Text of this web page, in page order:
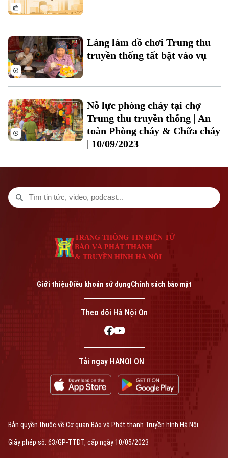
Kinh nghiệm
Thị trường
Đánh giá
Tin tức
Làng nghề
Di tích
Sức khỏe
Dinh dưỡng
Tư vấn sức khỏe
Thể thao
Bóng đá
Golf
Giải trí
Tin tức
Sao
Điện ảnh
Liên hệ đường dây nóng (bấm để gọi)
Tòa soạn
0865.116.699
Bản quyền thuộc về Cơ quan Báo và Phát thanh Truyền hình Hà Nội Giấy
TRANG THÔNG TIN ĐIỆN TỬ
Số 3-5 Huỳnh Thúc Kháng-Phường Láng-Hà Nội
Làng làm đồ chơi Trung thu
truyền thống tất bật vào vụ
Nỗ lực phòng cháy tại chợ
Trung thu truyền thống | An
toàn Phòng cháy & Chữa cháy
| 10/09/2023
TRANG THÔNG TIN ĐIỆN TỬ
BÁO VÀ PHÁT THANH
& TRUYỀN HÌNH HÀ NỘI
Giới thiệuĐiều khoản sử dụngChính sách bảo mật
Theo dõi Hà Nội On
Tải ngay HANOI ON
Bản quyền thuộc về Cơ quan Báo và Phát thanh Truyền hình Hà Nội
Giấy phép số: 63/GP-TTĐT, cấp ngày 10/05/2023